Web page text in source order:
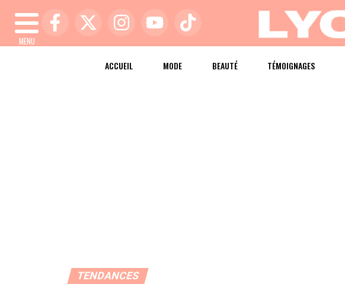
MENU
ACCUEIL MODE BEAUTÉ TÉMOIGNAGES
TENDANCES